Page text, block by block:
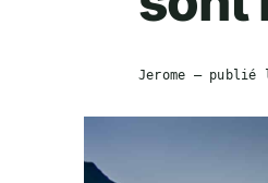
Jerome — publié